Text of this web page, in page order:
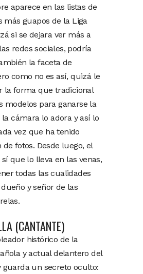
aparece en las listas de
más guapos de la Liga
si se dejara ver más a
redes sociales, podría
la faceta de
como no es así, quizá le
la forma que tradicional
modelos para ganarse la
la cámara lo adora y así lo
vez que ha tenido
de fotos. Desde luego, el
que lo lleva en las venas,
todas las cualidades
y señor de las
(CANTANTE)
histórico de la
y actual delantero del
guarda un secreto oculto: